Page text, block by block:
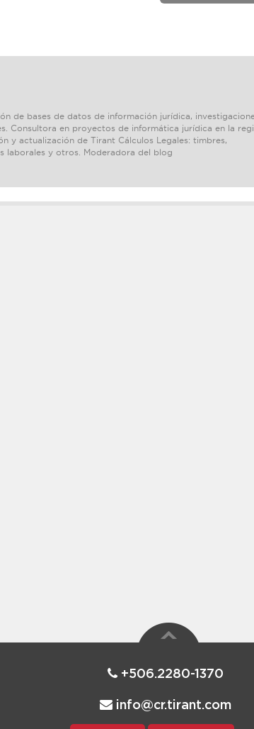
de bases de datos de información jurídica,
Consultora en proyectos de informática jurídica en la
y actualización de Tirant Cálculos Legales: timbres,
laborales y otros. Moderadora del blog
+506.2280-1370
info@cr.tirant.com